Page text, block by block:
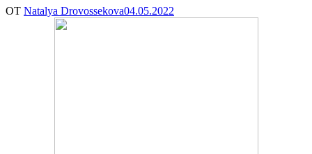
ОТ Natalya Drovossekova04.05.2022